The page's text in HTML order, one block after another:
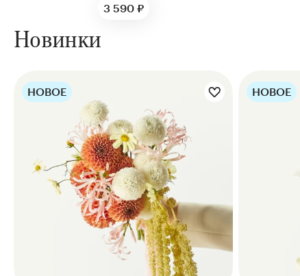
3 590 ₽
Новинки
Цветы букета:
НОВОЕ НОВОЕ